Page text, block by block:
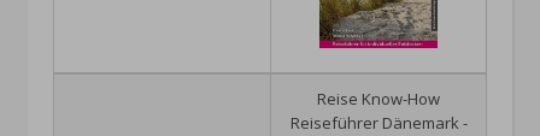
Reise Know-How
Reiseführer Dänemark -